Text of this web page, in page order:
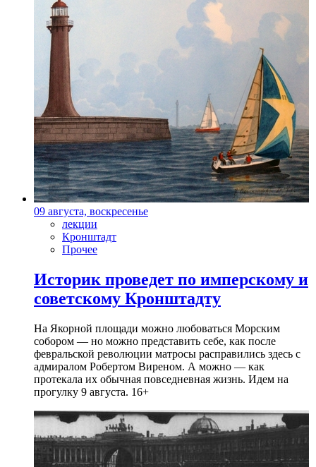
09 августа, воскресенье
лекции
Кронштадт
Прочее
Историк проведет по имперскому и
советскому Кронштадту
На Якорной площади можно любоваться Морским
собором — но можно представить себе, как после
февральской революции матросы расправились здесь с
адмиралом Робертом Виреном. А можно — как
протекала их обычная повседневная жизнь. Идем на
прогулку 9 августа. 16+